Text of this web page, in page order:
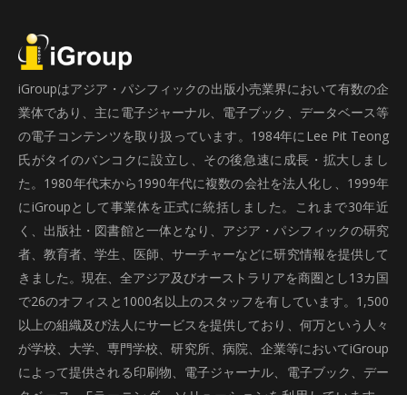
iGroupはアジア・パシフィックの出版小売業界において有数の企
業体であり、主に電子ジャーナル、電子ブック、データベース等
の電子コンテンツを取り扱っています。1984年にLee Pit Teong
氏がタイのバンコクに設立し、その後急速に成長・拡大しまし
た。1980年代末から1990年代に複数の会社を法人化し、1999年
にiGroupとして事業体を正式に統括しました。これまで30年近
く、出版社・図書館と一体となり、アジア・パシフィックの研究
者、教育者、学生、医師、サーチャーなどに研究情報を提供して
きました。現在、全アジア及びオーストラリアを商圏とし13カ国
で26のオフィスと1000名以上のスタッフを有しています。1,500
以上の組織及び法人にサービスを提供しており、何万という人々
が学校、大学、専門学校、研究所、病院、企業等においてiGroup
によって提供される印刷物、電子ジャーナル、電子ブック、デー